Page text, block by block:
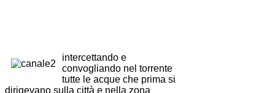
intercettando e
convogliando nel torrente
tutte le acque che prima si
dirigevano sulla città e nella zona